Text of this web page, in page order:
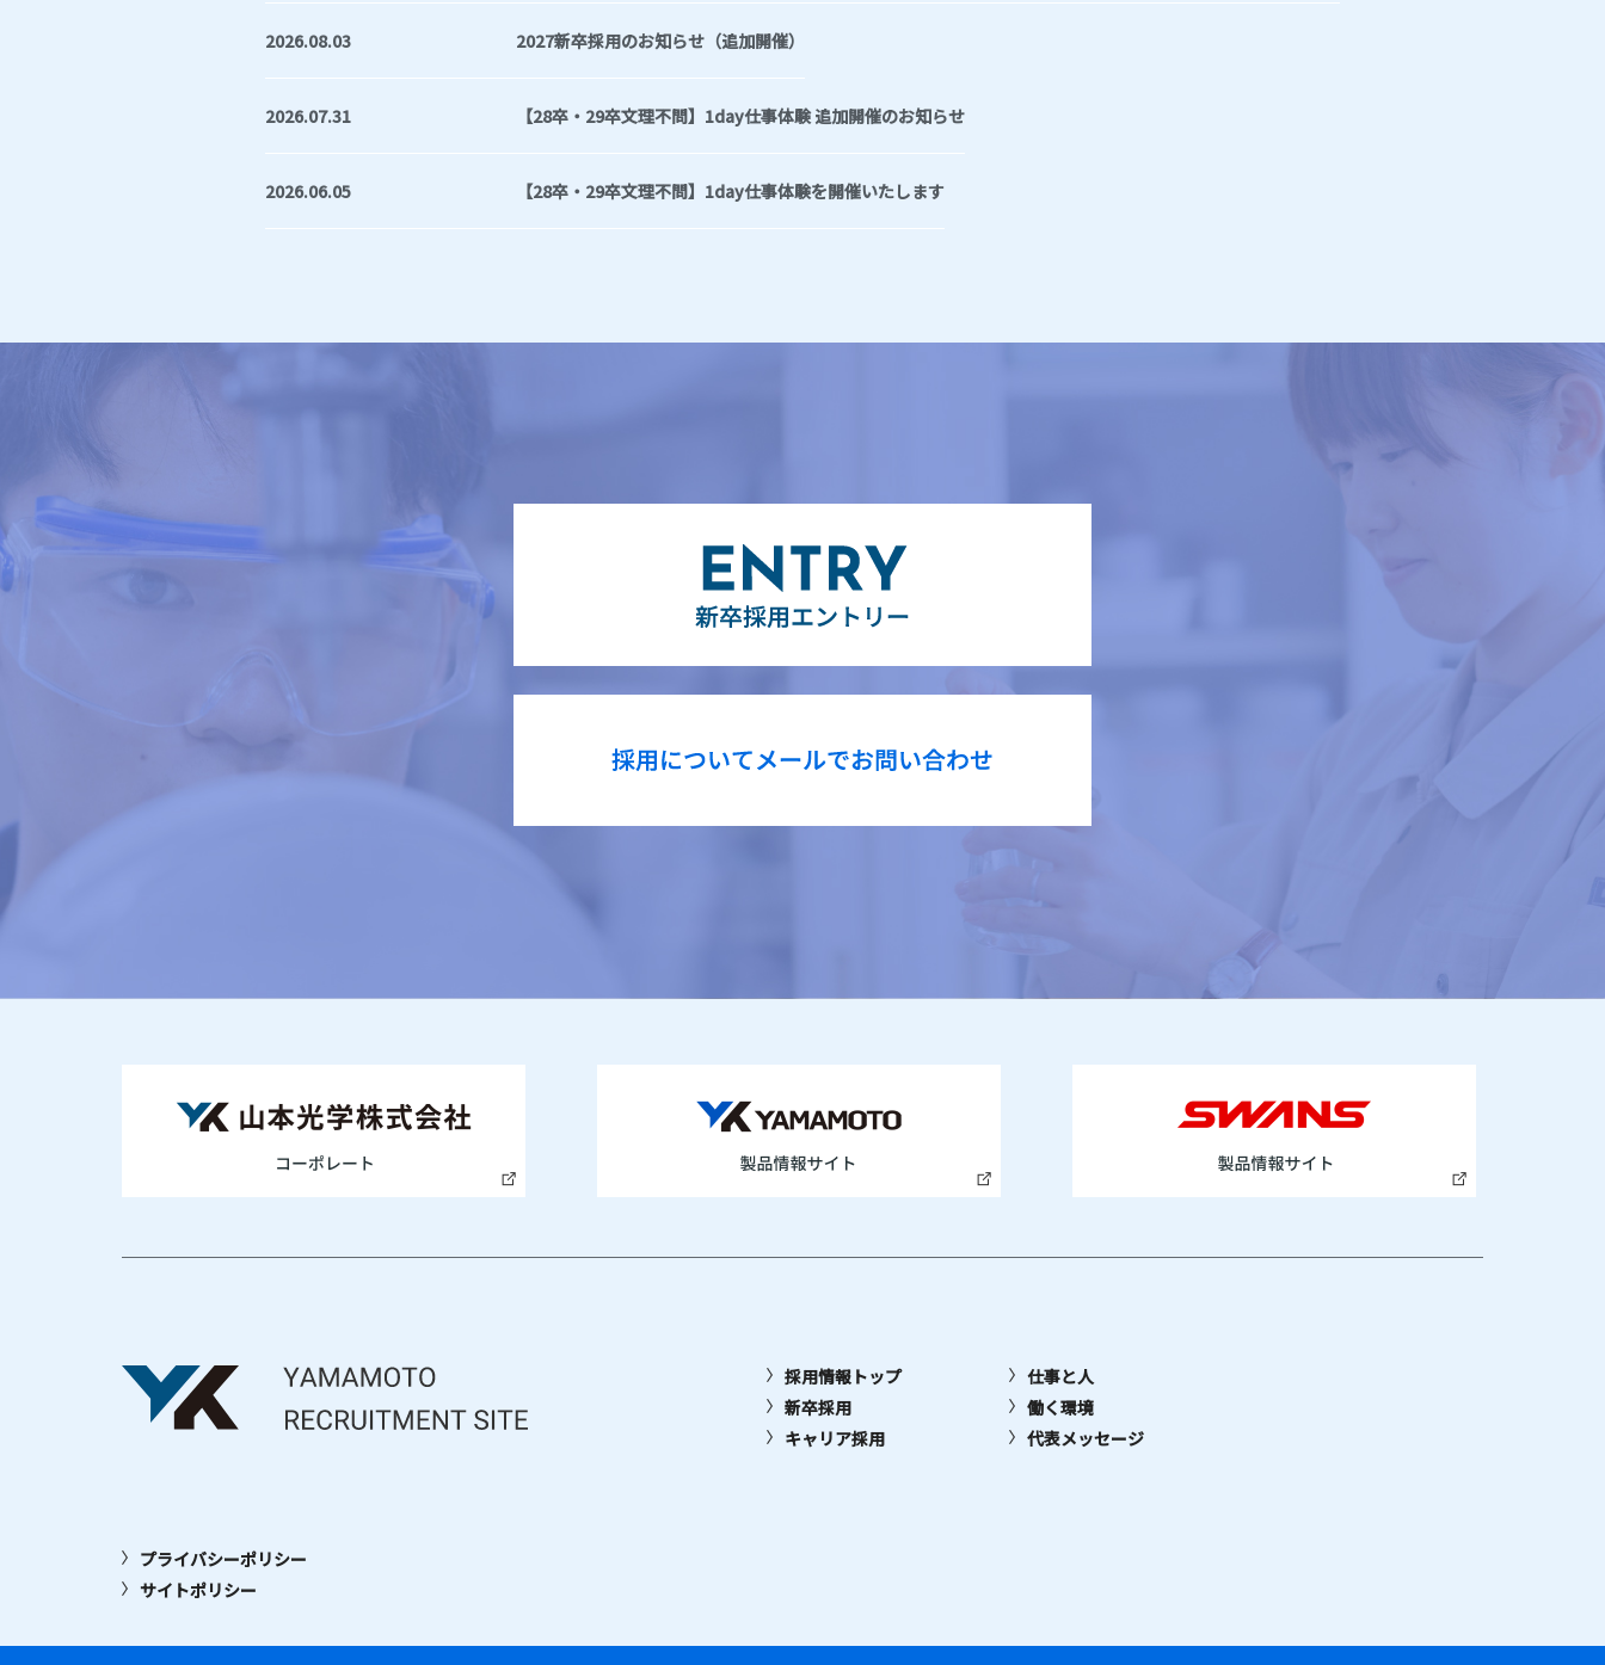
2026.08.03 2027新卒採用のお知らせ（追加開催）
2026.07.31 【28卒・29卒文理不問】1day仕事体験 追加開催のお知らせ
2026.06.05 【28卒・29卒文理不問】1day仕事体験を開催いたします
採用情報トップ
新卒採用
キャリア採用
仕事と人
働く環境
代表メッセージ
プライバシーポリシー
サイトポリシー